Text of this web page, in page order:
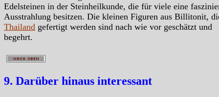
Edelsteinen in der Steinheilkunde, die für viele eine
Ausstrahlung besitzen. Die kleinen Figuren aus Billitonit,
Thailand gefertigt werden sind nach wie vor geschätzt und
begehrt.
9. Darüber hinaus interessant